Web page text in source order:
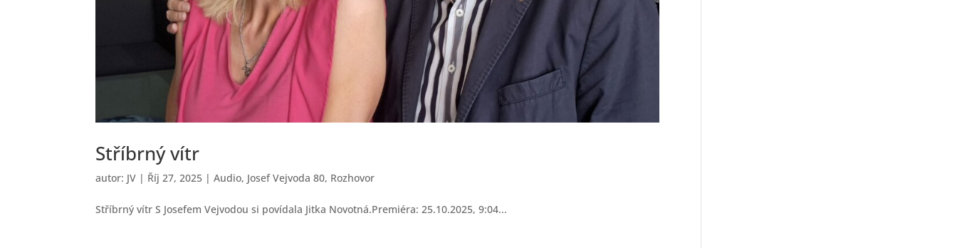
Stříbrný vítr
autor: JV | Říj 27, 2025 |Audio, Josef Vejvoda 80, Rozhovor
Stříbrný vítr S Josefem Vejvodou si povídala Jitka Novotná.Premiéra: 25.10.2025, 9:04...